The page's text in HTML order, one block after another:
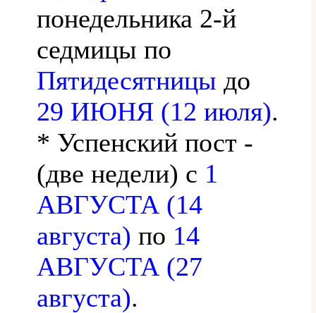
понедельника 2-й
седмицы по
Пятидесятницы до
29 ИЮНЯ (12 июля).
* Успенский пост -
(две недели) с 1
АВГУСТА (14
августа) по 14
АВГУСТА (27
августа).